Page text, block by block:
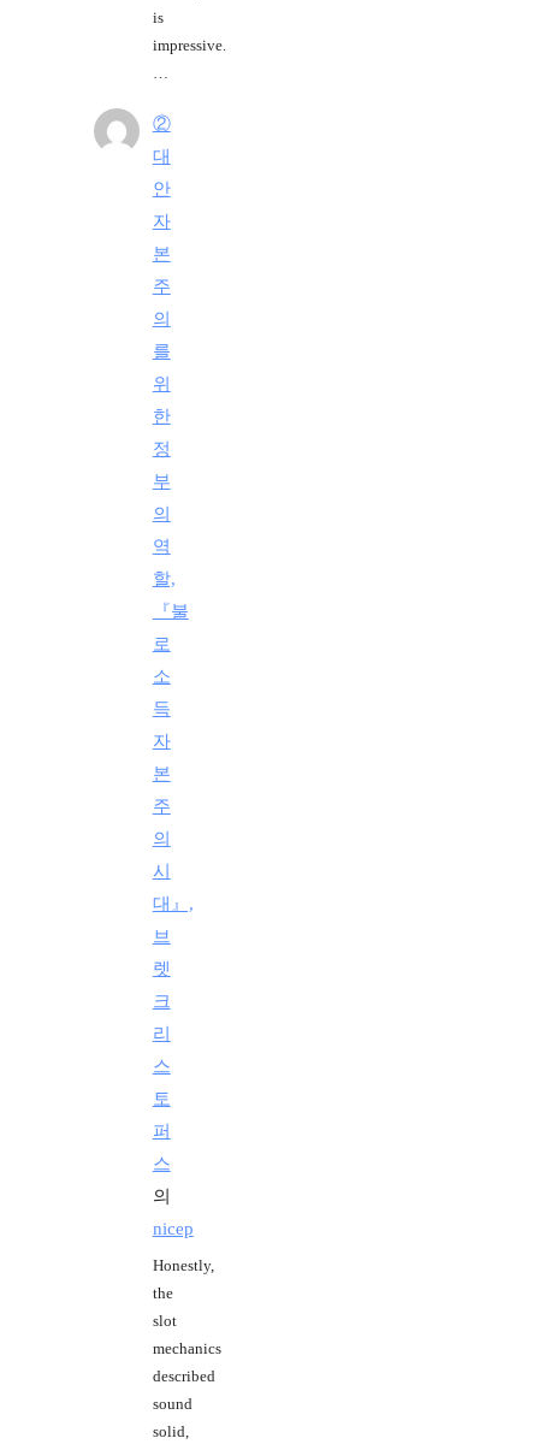
is
impressive.
②
대
안
자
본
주
의
를
위
한
정
부
의
역
할,
『불
로
소
득
자
본
주
의
시
대』,
브
렛
크
리
스
토
퍼
스
의
nicep
Honestly,
the
slot
mechanics
described
sound
solid,